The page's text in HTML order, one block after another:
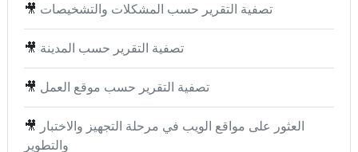
🎥 تصفية التقرير حسب المشكلات والتشخيصات
🎥 تصفية التقرير حسب المدينة
🎥 تصفية التقرير حسب موقع العمل
🎥 العثور على مواقع الويب في مرحلة التجهيز والاختبار
والتطوير